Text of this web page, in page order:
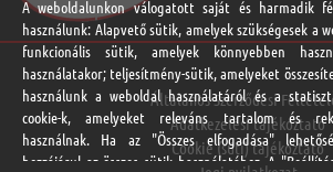
Általános Szerződési
Adatkezelési tájékoztató
Cookie (süti) tájékoztató
A weboldalunkon válogatott saját és harmadik
használunk: Alapvető sütik, amelyek szükségesek a
funkcionális sütik, amelyek könnyebben
használatakor; teljesítmény-sütik, amelyeket
használunk a weboldal használatáról és a
cookie-k, amelyeket releváns tartalom és
használnak. Ha az "Összes elfogadása"
hozzájárul az összes sütik használatához. A